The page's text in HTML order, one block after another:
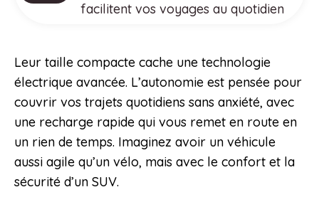
facilitent vos voyages au quotidien
Leur taille compacte cache une technologie
électrique avancée. L’autonomie est pensée pour
couvrir vos trajets quotidiens sans anxiété, avec
une recharge rapide qui vous remet en route en
un rien de temps. Imaginez avoir un véhicule
aussi agile qu’un vélo, mais avec le confort et la
sécurité d’un SUV.